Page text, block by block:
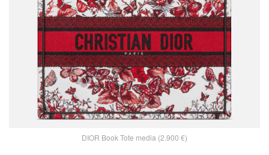
DIOR Book Tote media (2.900 €)